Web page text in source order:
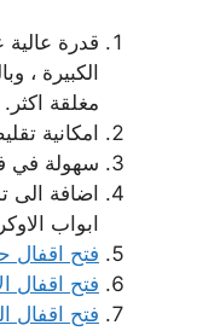
قدرة
الكبيرة ،
مغلقة اكثر.
امكانية
سهولة في
اضافة الى
ابواب
فتح اقفال
فتح اقفال
فتح اقفال